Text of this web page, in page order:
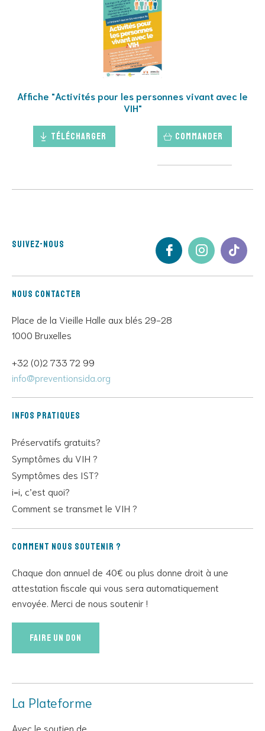
Affiche "Activités pour les personnes vivant avec le
VIH"
Télécharger Commander
Suivez-nous
Nous contacter
Place de la Vieille Halle aux blés 29-28
1000 Bruxelles
+32 (0)2 733 72 99
info@preventionsida.org
Infos pratiques
Préservatifs gratuits?
Symptômes du VIH ?
Symptômes des IST?
i=i, c’est quoi?
Comment se transmet le VIH ?
Comment nous soutenir ?
Chaque don annuel de 40€ ou plus donne droit à une
attestation fiscale qui vous sera automatiquement
envoyée. Merci de nous soutenir !
Faire un don
La Plateforme
Avec le soutien de